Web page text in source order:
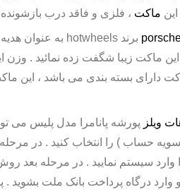
ماکت ، فلزی و فاقد درب
برندhotwheels به عنوان
این ماکت زیبا شگفت زده نمائید .
ویلز پورشه پانامرا مدل پلیس می
حساب ) را انتخاب کنيد . در مرحله
سيستم نماييد . در مرحله بعد
وارد درگاه پرداخت بانک ملت